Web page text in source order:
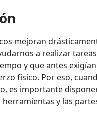
mejoran
a realizar
y que antes
físico. Por eso,
es importante
y las